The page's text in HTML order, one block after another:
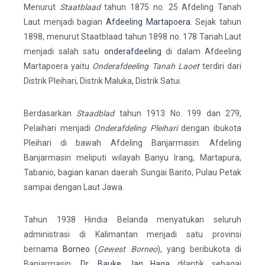
Menurut Staatblaadtahun 1875 no. 25 Afdeling Tanah
Laut menjadi bagian Afdeeling Martapoera . Sejak tahun
1898, menurut Staatblaad tahun 1898 no. 178 Tanah Laut
menjadi salah satu onderafdeeling di dalam Afdeeling
Martapoera yaitu Onderafdeeling Tanah Laoetterdiri dari
Distrik Pleihari, Distrik Maluka, Distrik Satui.
Berdasarkan Staadbladtahun 1913 No. 199 dan 279,
Pelaihari menjadi Onderafdeling Pleiharidengan ibukota
Pleihari di bawah Afdeling Banjarmasin. Afdeling
Banjarmasin meliputi wilayah Banyu Irang, Martapura,
Tabanio, bagian kanan daerah Sungai Barito, Pulau Petak
sampai dengan Laut Jawa.
Tahun 1938 Hindia Belanda menyatukan seluruh
administrasi di Kalimantan menjadi satu provinsi
bernama
Borneo (Gewest Borneo), yang beribukota di